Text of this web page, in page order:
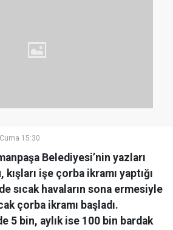
15:30
Belediyesi’nin yazları
işe çorba ikramı yaptığı
sıcak havaların sona ermesiyle
çorba ikramı başladı.
5 bin, aylık ise 100 bin bardak